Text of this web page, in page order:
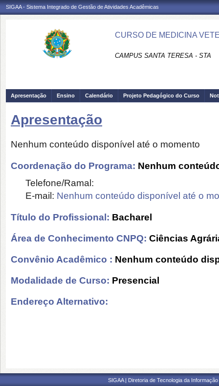
SIGAA - Sistema Integrado de Gestão de Atividades Acadêmicas
CURSO DE MEDICINA
CAMPUS SANTA TERESA - STA
Apresentação Ensino Calendário Projeto Pedagógico do Curso
Apresentação
Nenhum conteúdo disponível até o momento
Coordenação do Programa: Nenhum
Telefone/Ramal:
E-mail: Nenhum conteúdo disponível até o
Título do Profissional: Bacharel
Área de Conhecimento CNPQ: Ciências
Convênio Acadêmico : Nenhum conteúdo
Modalidade de Curso: Presencial
Endereço Alternativo:
SIGAA | Diretoria de Tecnologia da